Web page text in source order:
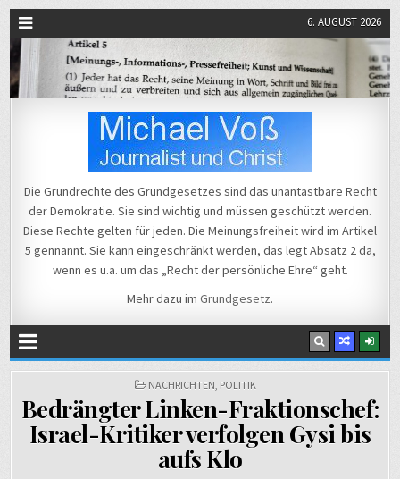
6. AUGUST 2026
Michael Voß
Die Grundrechte des Grundgesetzes sind das unantastbare Recht
der Demokratie. Sie sind wichtig und müssen geschützt werden.
Diese Rechte gelten für jeden. Die Meinungsfreiheit wird im Artikel
5 gennannt. Sie kann eingeschränkt werden, das legt Absatz 2 da,
wenn es u.a. um das „Recht der persönliche Ehre“ geht.
Mehr dazu im Grundgesetz.
POSTED
NACHRICHTEN, POLITIK
Bedrängter Linken-Fraktionschef:
Israel-Kritiker verfolgen Gysi bis
aufs Klo